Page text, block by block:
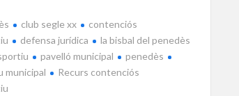
club segle xx
contenciós
defensa jurídica
la bisbal del penedès
pavelló municipal
penedès
municipal
Recurs contenciós